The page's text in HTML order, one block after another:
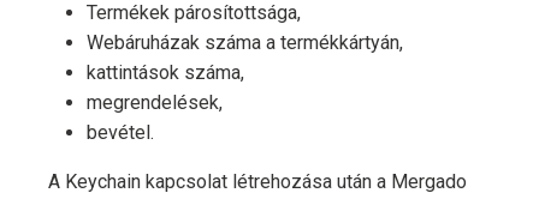
Termékek párosítottsága,
Webáruházak száma a termékkártyán,
kattintások száma,
megrendelések,
bevétel.
A Keychain kapcsolat létrehozása után a Mergado